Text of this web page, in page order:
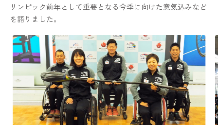
リンピック前年として重要となる今季に向けた意気込みなど
を語りました。